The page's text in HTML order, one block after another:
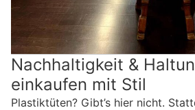
Nachhaltigkeit &
einkaufen mit Stil
Plastiktüten? Gibt’s hier nicht.